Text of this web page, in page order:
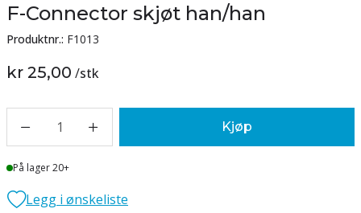
F-Connector skjøt han/han
Produktnr.: F1013
kr 25,00 /stk
1 Kjøp
Lager
På lager 20+
Legg i ønskeliste